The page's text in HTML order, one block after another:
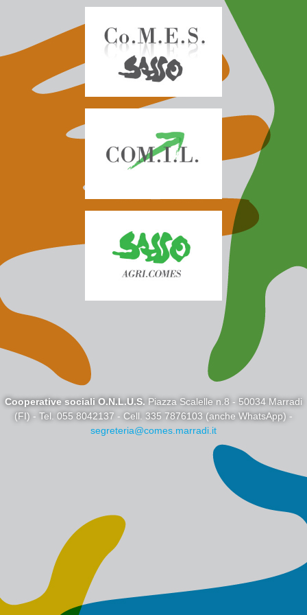
Salta al contenuto
principale
Cooperative sociali O.N.L.U.S. Piazza Scalelle n.8 - 50034 Marradi
(FI) - Tel. 055 8042137 - Cell. 335 7876103 (anche WhatsApp) -
segreteria@comes.marradi.it